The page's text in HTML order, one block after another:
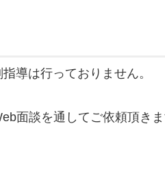
導は行っておりません。
面談を通してご依頼頂き